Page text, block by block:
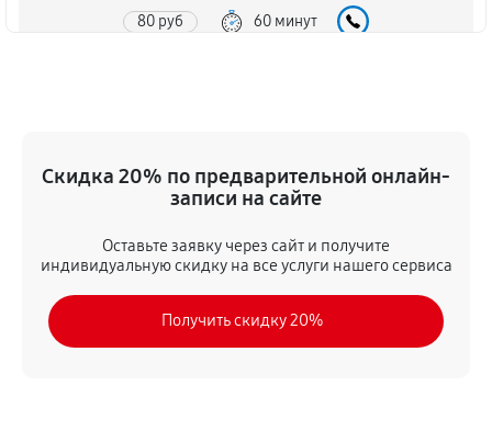
80 руб 60 минут
Скидка 20% по предварительной онлайн-
записи на сайте
Оставьте заявку через сайт и получите
индивидуальную скидку на все услуги нашего сервиса
Получить скидку 20%